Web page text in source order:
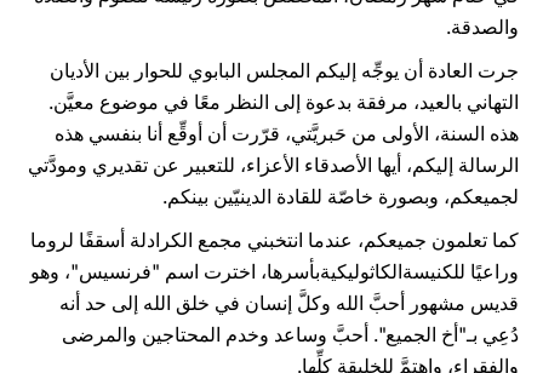
والصدقة.
جرت العادة أن يوجِّه إليكم المجلس البابوي للحوار بين الأديان
التهاني بالعيد، مرفقة بدعوة إلى النظر معًا في موضوع معيَّن.
هذه السنة، الأولى من حَبريَّتي، قرّرت أن أوقِّع أنا بنفسي هذه
الرسالة إليكم، أيها الأصدقاء الأعزاء، للتعبير عن تقديري ومودَّتي
لجميعكم، وبصورة خاصّة للقادة الدينيّين بينكم.
كما تعلمون جميعكم، عندما انتخبني مجمع الكرادلة أسقفًا لروما
وراعيًا للكنيسةالكاثوليكيةبأسرها، اخترت اسم "فرنسيس"، وهو
قديس مشهور أحبَّ الله وكلَّ إنسان في خلق الله إلى حد أنه
دُعِي بـ"أخ الجميع". أحبَّ وساعد وخدم المحتاجين والمرضى
والفقراء، واهتمَّ للخليقة كلِّها.